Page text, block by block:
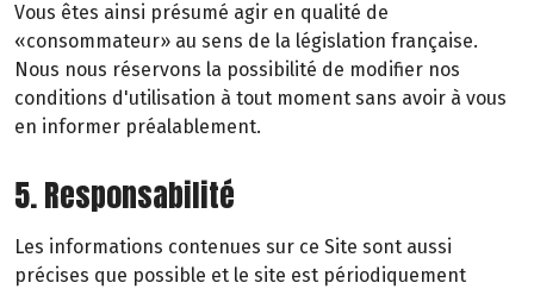
Vous êtes ainsi présumé agir en qualité de
«consommateur» au sens de la législation française.
Nous nous réservons la possibilité de modifier nos
conditions d'utilisation à tout moment sans avoir à vous
en informer préalablement.
5. Responsabilité
Les informations contenues sur ce Site sont aussi
précises que possible et le site est périodiquement